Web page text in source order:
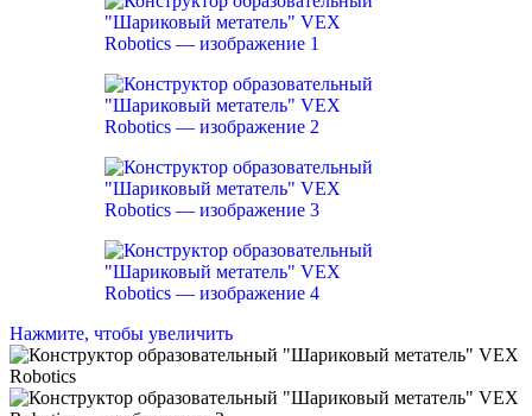
Нажмите, чтобы увеличить